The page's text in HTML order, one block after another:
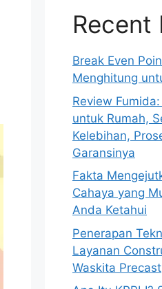
Recent
Break Even
Menghitung
Review
untuk Rumah,
Kelebihan,
Garansinya
Fakta
Cahaya yang
Anda Ketahui
Penerapan
Layanan
Waskita Precast